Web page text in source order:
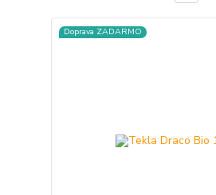
Doprava ZADARMO